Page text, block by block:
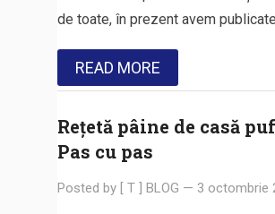
de toate, în prezent avem
READ MORE
Rețetă pâine de casă
Pas cu pas
Posted by [ T ] BLOG — 3 octombrie